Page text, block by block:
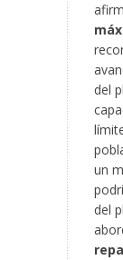
del
un
del